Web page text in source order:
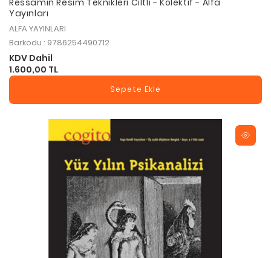
Yayınları
ALFA YAYINLARI
Barkodu : 9786254490712
KDV Dahil
1.600,00 TL
Sepete Ekle